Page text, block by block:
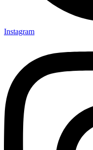
Instagram